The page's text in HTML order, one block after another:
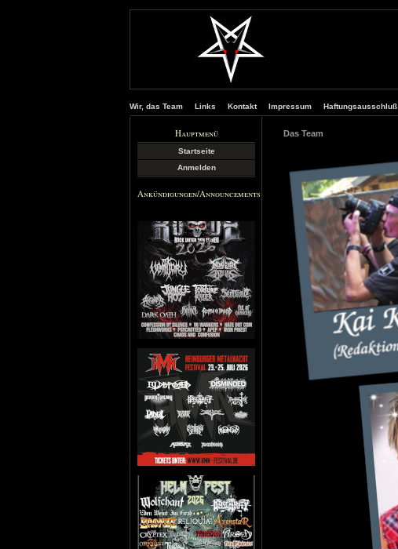
Wir, das Team Links Kontakt Impressum Haftungsausschluß
Hauptmenü
Startseite
Anmelden
Ankündigungen/Announcements
Das Team